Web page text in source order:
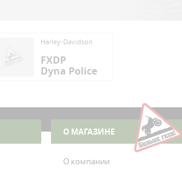
Harley-Davidson
FXDP
Dyna Police
О МАГАЗИНЕ
О компании